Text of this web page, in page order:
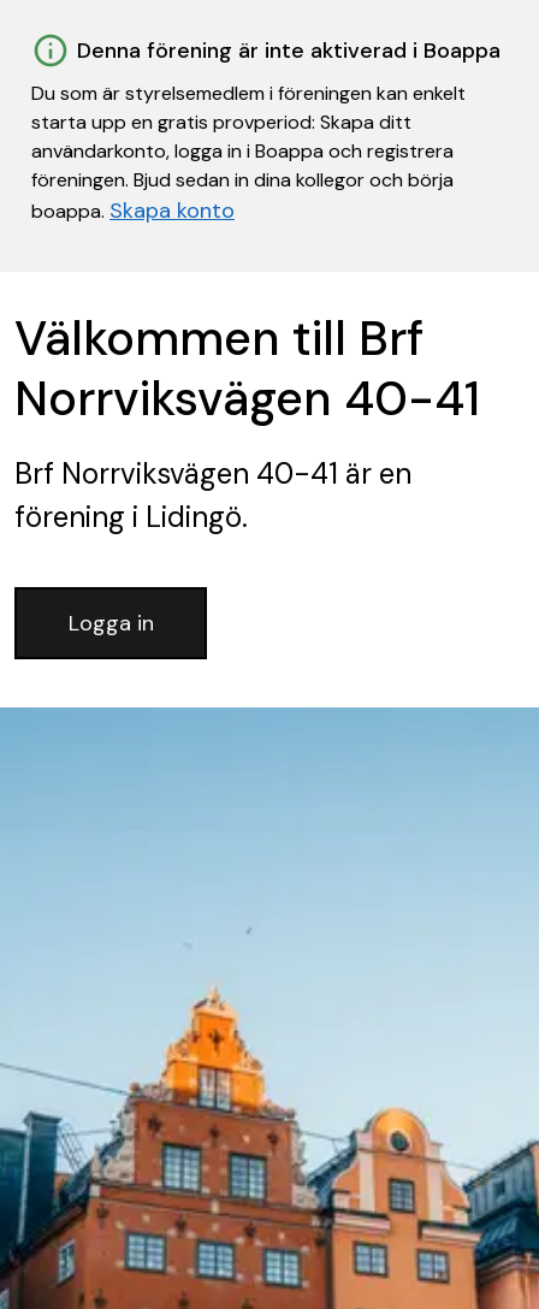
Denna förening är inte aktiverad i Boappa
Du som är styrelsemedlem i föreningen kan enkelt
starta upp en gratis provperiod: Skapa ditt
användarkonto, logga in i Boappa och registrera
föreningen. Bjud sedan in dina kollegor och börja
boappa. Skapa konto
Välkommen till Brf
Norrviksvägen 40-41
Brf Norrviksvägen 40-41 är en
förening i Lidingö.
Logga in